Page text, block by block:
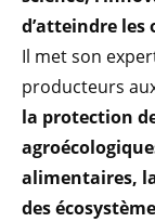
d’atteindre les
Il met son
producteurs
la protection
alimentaires,
des